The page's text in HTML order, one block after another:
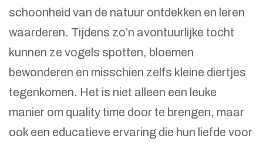
schoonheid van de natuur ontdekken en leren
waarderen. Tijdens zo’n avontuurlijke tocht
kunnen ze vogels spotten, bloemen
bewonderen en misschien zelfs kleine diertjes
tegenkomen. Het is niet alleen een leuke
manier om quality time door te brengen, maar
ook een educatieve ervaring die hun liefde voor